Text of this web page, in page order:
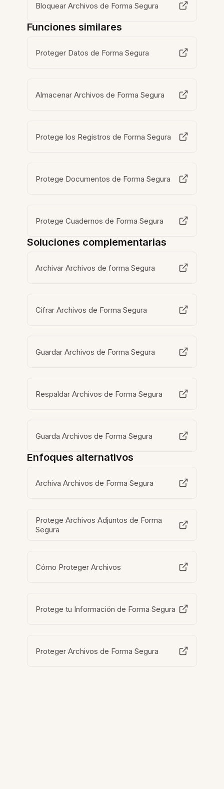
Bloquear Archivos de Forma Segura
Funciones similares
Proteger Datos de Forma Segura
Almacenar Archivos de Forma Segura
Protege los Registros de Forma Segura
Protege Documentos de Forma Segura
Protege Cuadernos de Forma Segura
Soluciones complementarias
Archivar Archivos de forma Segura
Cifrar Archivos de Forma Segura
Guardar Archivos de Forma Segura
Respaldar Archivos de Forma Segura
Guarda Archivos de Forma Segura
Enfoques alternativos
Archiva Archivos de Forma Segura
Protege Archivos Adjuntos de Forma
Segura
Cómo Proteger Archivos
Protege tu Información de Forma Segura
Proteger Archivos de Forma Segura